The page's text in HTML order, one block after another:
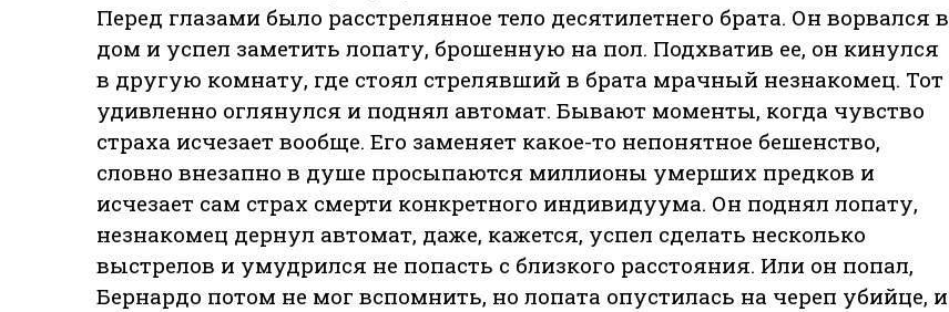
Перед глазами было расстрелянное тело десятилетнего брата. Он ворвался в
дом и успел заметить лопату, брошенную на пол. Подхватив ее, он кинулся
в другую комнату, где стоял стрелявший в брата мрачный незнакомец. Тот
удивленно оглянулся и поднял автомат. Бывают моменты, когда чувство
страха исчезает вообще. Его заменяет какое-то непонятное бешенство,
словно внезапно в душе просыпаются миллионы умерших предков и
исчезает сам страх смерти конкретного индивидуума. Он поднял лопату,
незнакомец дернул автомат, даже, кажется, успел сделать несколько
выстрелов и умудрился не попасть с близкого расстояния. Или он попал,
Бернардо потом не мог вспомнить, но лопата опустилась на череп убийце, и